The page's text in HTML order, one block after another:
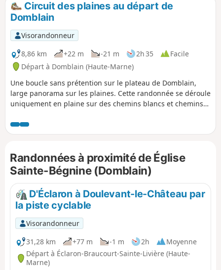
Circuit des plaines au départ de
Domblain
Visorandonneur
8,86 km
+22 m -21 m 2h 35
Facile
Départ à Domblain (Haute-Marne)
Une boucle sans prétention sur le plateau de Domblain,
large panorama sur les plaines. Cette randonnée se déroule
uniquement en plaine sur des chemins blancs et chemins
période de chasse. Sur la fin du parcours, visite de l'église
rénovée datant du XIIIe siècle et à côté un joli lavoir.
Randonnées à proximité de Église
Sainte-Bégnine (Domblain)
D'Éclaron à Doulevant-le-Château par
la piste cyclable
Visorandonneur
31,28 km
+77 m -1 m 2h
Moyenne
Départ à Éclaron-Braucourt-Sainte-Livière (Haute-
Marne)